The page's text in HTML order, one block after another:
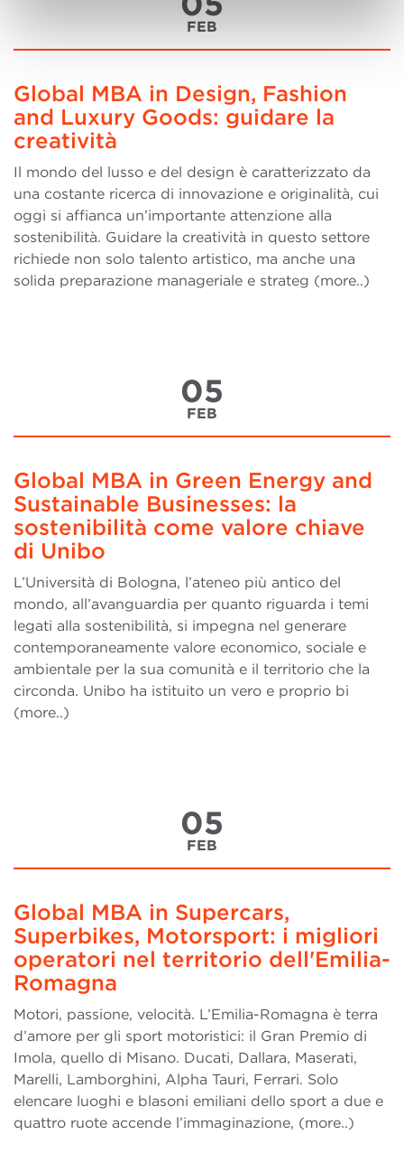
FEB
Global MBA in Design, Fashion
and Luxury Goods: guidare la
creatività
Il mondo del lusso e del design è caratterizzato da
una costante ricerca di innovazione e originalità, cui
oggi si affianca un’importante attenzione alla
sostenibilità. Guidare la creatività in questo settore
richiede non solo talento artistico, ma anche una
solida preparazione manageriale e strateg (more..)
05
FEB
Global MBA in Green Energy and
Sustainable Businesses: la
sostenibilità come valore chiave
di Unibo
L’Università di Bologna, l’ateneo più antico del
mondo, all’avanguardia per quanto riguarda i temi
legati alla sostenibilità, si impegna nel generare
contemporaneamente valore economico, sociale e
ambientale per la sua comunità e il territorio che la
circonda. Unibo ha istituito un vero e proprio bi
(more..)
05
FEB
Global MBA in Supercars,
Superbikes, Motorsport: i migliori
operatori nel territorio dell'Emilia-
Romagna
Motori, passione, velocità. L’Emilia-Romagna è terra
d’amore per gli sport motoristici: il Gran Premio di
Imola, quello di Misano. Ducati, Dallara, Maserati,
Marelli, Lamborghini, Alpha Tauri, Ferrari. Solo
elencare luoghi e blasoni emiliani dello sport a due e
quattro ruote accende l’immaginazione, (more..)